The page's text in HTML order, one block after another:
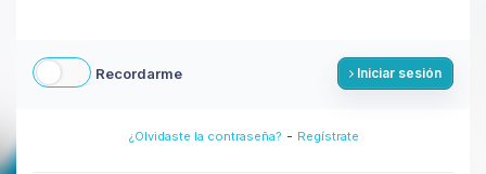
Recordarme Iniciar sesión
¿Olvidaste la contraseña? - Regístrate